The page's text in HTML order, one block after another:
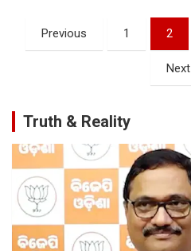
Posts
pagination
Previous 1 2
Next
Truth & Reality